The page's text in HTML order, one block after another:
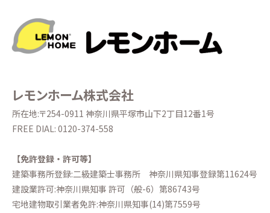
レモンホーム株式会社
所在地:〒254-0911 神奈川県平塚市山下2丁目12番1号
FREE DIAL: 0120-374-558
【免許登録・許可等】
建築事務所登録:二級建築士事務所 神奈川県知事登録第11624号
建設業許可:神奈川県知事 許可（般-6）第86743号
宅地建物取引業者免許:神奈川県知事(14)第7559号